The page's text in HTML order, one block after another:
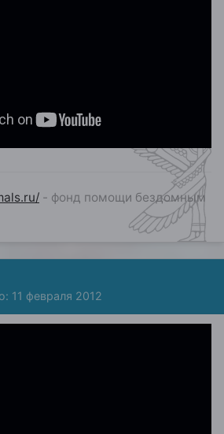
- фонд помощи бездомным
11 февраля 2012